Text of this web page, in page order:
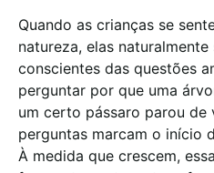
Quando as crianças se
natureza, elas
conscientes das questões
perguntar por que uma
um certo pássaro parou de
perguntas marcam o início
À medida que crescem,